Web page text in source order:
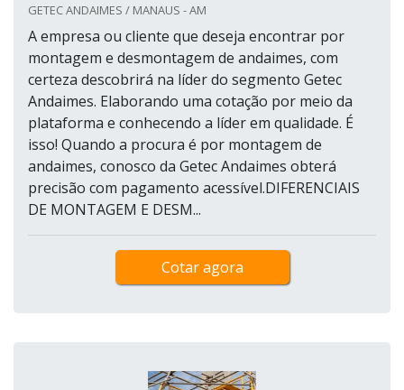
GETEC ANDAIMES / MANAUS - AM
A empresa ou cliente que deseja encontrar por
montagem e desmontagem de andaimes, com
certeza descobrirá na líder do segmento Getec
Andaimes. Elaborando uma cotação por meio da
plataforma e conhecendo a líder em qualidade. É
isso! Quando a procura é por montagem de
andaimes, conosco da Getec Andaimes obterá
precisão com pagamento acessível.DIFERENCIAIS
DE MONTAGEM E DESM...
Cotar agora